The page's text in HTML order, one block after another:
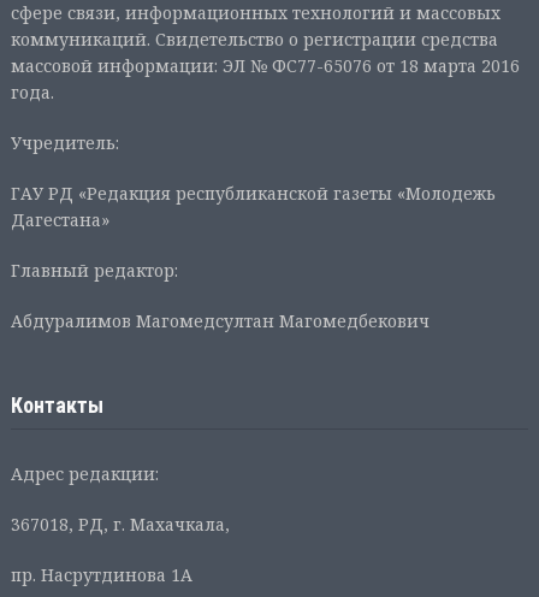
сфере связи, информационных технологий и массовых
коммуникаций. Свидетельство о регистрации средства
массовой информации: ЭЛ № ФС77-65076 от 18 марта 2016
года.
Учредитель:
ГАУ РД «Редакция республиканской газеты «Молодежь
Дагестана»
Главный редактор:
Абдуралимов Магомедсултан Магомедбекович
Контакты
Адрес редакции:
367018, РД, г. Махачкала,
пр. Насрутдинова 1А